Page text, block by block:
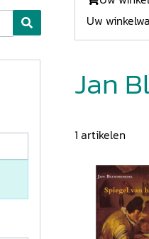
Uw
Jan
1 artikelen